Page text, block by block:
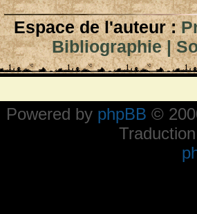
Espace de l'auteur :
Bibliographie|
Powered by phpBB ©